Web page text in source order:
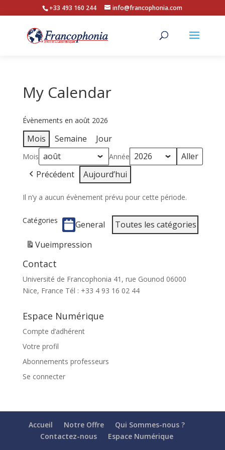
+33 493 160 244 info@francophonia.com
My Calendar
Évènements en août 2026
Mois Semaine Jour
Mois Année
Précédent Aujourd’hui
Il n’y a aucun évènement prévu pour cette période.
Catégories General
Toutes les catégories
Vueimpression
Contact
Université de Francophonia 41, rue Gounod 06000
Nice, France Tél : +33 4 93 16 02 44
Espace Numérique
Compte d’adhérent
Votre profil
Abonnements professeurs
Se connecter
Accueil Notre Offre
Qui Sommes-nous ?
Contactez-nous
Espace Numérique